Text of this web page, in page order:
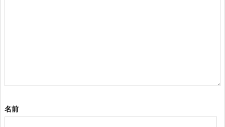
名前